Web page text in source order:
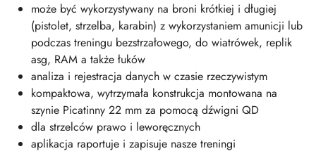
może być wykorzystywany na broni krótkiej i długiej
(pistolet, strzelba, karabin) z wykorzystaniem amunicji lub
podczas treningu bezstrzałowego, do wiatrówek, replik
asg, RAM a także łuków
analiza i rejestracja danych w czasie rzeczywistym
kompaktowa, wytrzymała konstrukcja montowana na
szynie Picatinny 22 mm za pomocą dźwigni QD
dla strzelców prawo i leworęcznych
aplikacja raportuje i zapisuje nasze treningi